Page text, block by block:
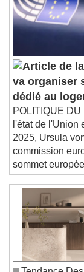
Subtitles
Audio
Picture-
This is a
and
Text
Color
Text
Color
va organiser
dédié au
POLITIQUE DU
l'état de l'Union
2025, Ursula
commission
sommet